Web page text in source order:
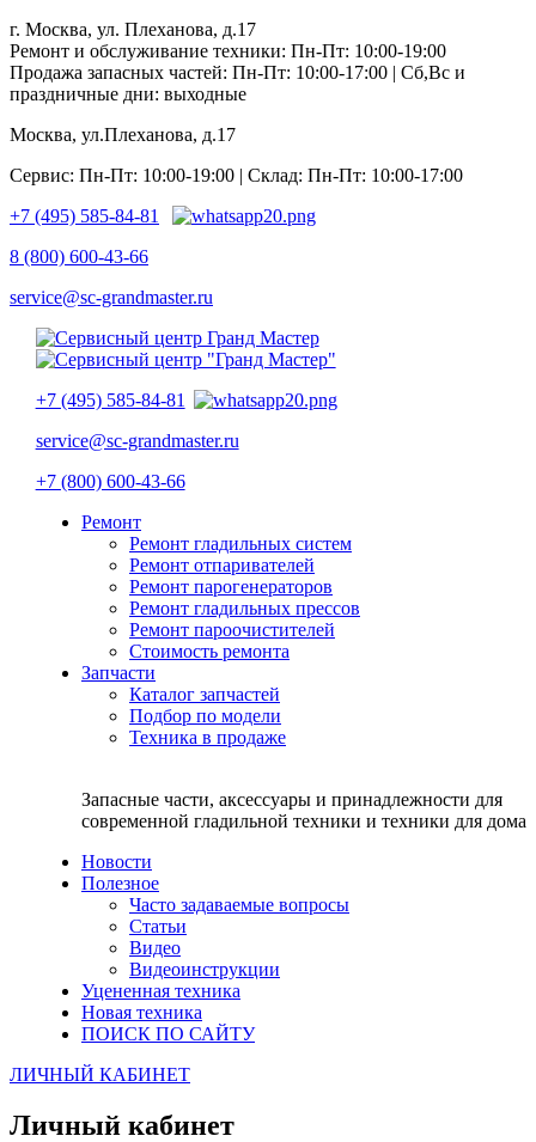
г. Москва, ул. Плеханова, д.17
Ремонт и обслуживание техники: Пн-Пт: 10:00-19:00
Продажа запасных частей: Пн-Пт: 10:00-17:00 | Сб,Вс и
праздничные дни: выходные
Москва, ул.Плеханова, д.17
Сервис: Пн-Пт: 10:00-19:00 | Склад: Пн-Пт: 10:00-17:00
+7 (495) 585-84-81
8 (800) 600-43-66
service@sc-grandmaster.ru
+7 (495) 585-84-81
service@sc-grandmaster.ru
+7 (800) 600-43-66
Ремонт
Ремонт гладильных систем
Ремонт отпаривателей
Ремонт парогенераторов
Ремонт гладильных прессов
Ремонт пароочистителей
Стоимость ремонта
Запчасти
Каталог запчастей
Подбор по модели
Техника в продаже
Запасные части, аксессуары и принадлежности для
современной гладильной техники и техники для дома
Новости
Полезное
Часто задаваемые вопросы
Статьи
Видео
Видеоинструкции
Уцененная техника
Новая техника
ПОИСК ПО САЙТУ
ЛИЧНЫЙ КАБИНЕТ
Личный кабинет